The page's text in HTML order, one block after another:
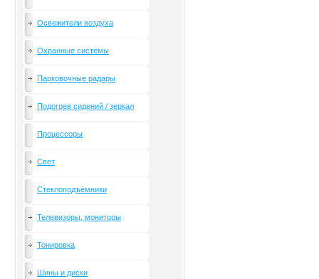
Освежители воздуха
Охранные системы
Парковочные радары
Подогрев сидений / зеркал
Процессоры
Свет
Стеклоподъёмники
Телевизоры, мониторы
Тонировка
Шины и диски